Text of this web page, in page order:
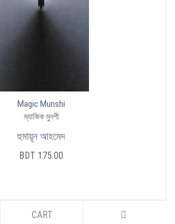
Magic Munshi
ম্যাজিক মুনশী
হুমায়ূন আহমেদ
BDT 175.00
CART